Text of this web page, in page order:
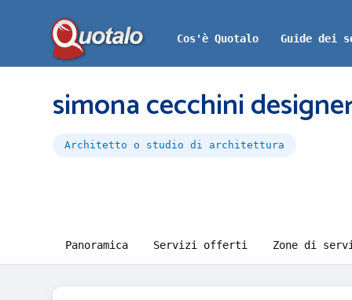
Cos'è Quotalo Guide dei
simona cecchini
Architetto o studio di architettura
Panoramica Servizi offerti Zone di